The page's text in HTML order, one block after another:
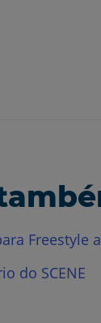
Freestyle
do SCENE